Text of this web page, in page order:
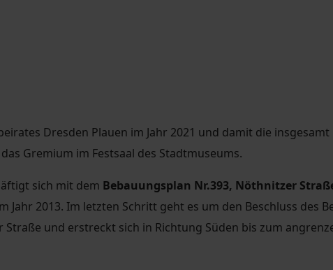
Dresden Plauen im Jahr 2021 und damit die insgesamt
Gremium im Festsaal des Stadtmuseums.
sich mit dem Bebauungsplan Nr.393, Nöthnitzer
2013. Im letzten Schritt geht es um den Beschluss des
und erstreckt sich in Richtung Süden bis zum